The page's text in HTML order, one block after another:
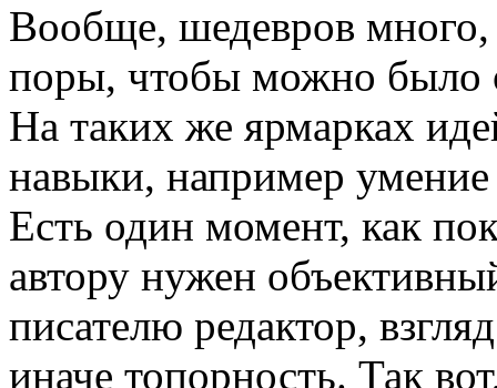
Вообще, шедевров
поры, чтобы можно было
На таких же ярмарках
навыки, например
Есть один момент, как
автору нужен
писателю редактор,
иначе топорность. Так